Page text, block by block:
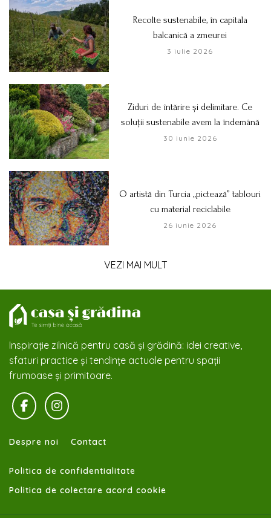
Recolte sustenabile, în capitala
balcanică a zmeurei
3 iulie 2026
Ziduri de întărire și delimitare. Ce
soluții sustenabile avem la îndemână
30 iunie 2026
O artistă din Turcia „pictează” tablouri
cu material reciclabile
26 iunie 2026
VEZI MAI MULT
Inspirație zilnică pentru casă și grădină: idei creative,
sfaturi practice și tendințe actuale pentru spații
frumoase și primitoare.
Despre noi Contact
Politica de confidentialitate
Politica de colectare acord cookie